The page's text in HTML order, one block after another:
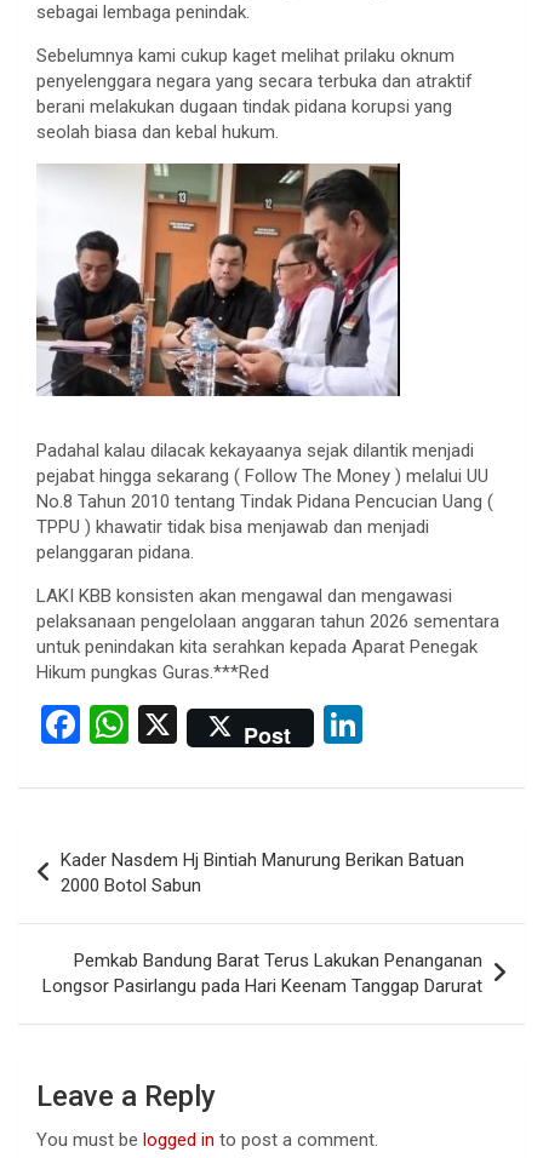
sebagai lembaga penindak.
Sebelumnya kami cukup kaget melihat prilaku oknum
penyelenggara negara yang secara terbuka dan atraktif
berani melakukan dugaan tindak pidana korupsi yang
seolah biasa dan kebal hukum.
Padahal kalau dilacak kekayaanya sejak dilantik menjadi
pejabat hingga sekarang ( Follow The Money ) melalui UU
No.8 Tahun 2010 tentang Tindak Pidana Pencucian Uang (
TPPU ) khawatir tidak bisa menjawab dan menjadi
pelanggaran pidana.
LAKI KBB konsisten akan mengawal dan mengawasi
pelaksanaan pengelolaan anggaran tahun 2026 sementara
untuk penindakan kita serahkan kepada Aparat Penegak
Hikum pungkas Guras.***Red
F
ce
b
o
o
k
W
at
A
p
p
X Post
ke
dI
n
navigation
Kader Nasdem Hj Bintiah Manurung Berikan Batuan
2000 Botol Sabun
Pemkab Bandung Barat Terus Lakukan Penanganan
Longsor Pasirlangu pada Hari Keenam Tanggap Darurat
Leave a Reply
You must be logged in to post a comment.